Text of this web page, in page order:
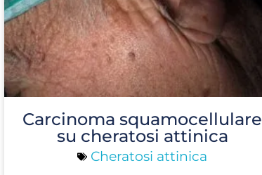
Carcinoma squamocellulare
su cheratosi attinica
Cheratosi attinica